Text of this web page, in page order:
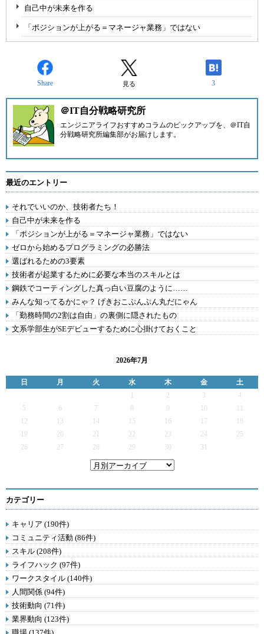
自己中が未来を作る
「ポジションが上がる＝マネージャ業務」ではない
Share 見る 3
＠IT自分戦略研究所
エンジニアライフおすすめコラムのピックアップを、 ＠IT自
分戦略研究所編集部がお届けします。
最近のエントリー
それでいいのか、技術者たち！
自己中が未来を作る
「ポジションが上がる＝マネージャ業務」ではない
ゼロから始めるプログラミングの必勝法
選ばれるための3要素
技術者が起業するために必要な本当のスキルとは
鋼鉄でコーティングした真っ白い豆腐のように……
みんな知ってるかにゃ？ げきおこぷんぷん丸だにゃん
「勤務時間の2割は自由」の裏側に隠されたもの
文系学部生がSEデビューするために心掛けておくこと
2026年7月
日 月 火 水 木 金
土
2 3
4
5
6 7 9
12
13 14 15 16 17
19
20 21 22 23 24
25
26
27 28 29 30 31
カテゴリー
キャリア (190件)
コミュニティ活動 (86件)
スキル (208件)
ライフハック (97件)
ワークスタイル (140件)
人間関係 (94件)
技術動向 (71件)
業界動向 (123件)